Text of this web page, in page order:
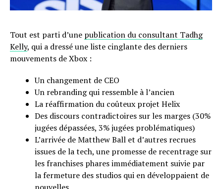
Tout est parti d’une publication du consultant Tadhg
Kelly, qui a dressé une liste cinglante des derniers
mouvements de Xbox :
Un changement de CEO
Un rebranding qui ressemble à l’ancien
La réaffirmation du coûteux projet Helix
Des discours contradictoires sur les marges (30%
jugées dépassées, 3% jugées problématiques)
L’arrivée de Matthew Ball et d’autres recrues
issues de la tech, une promesse de recentrage sur
les franchises phares immédiatement suivie par
la fermeture des studios qui en développaient de